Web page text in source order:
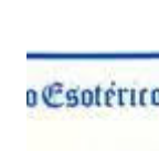
e talvez
este mês
convida-lo a